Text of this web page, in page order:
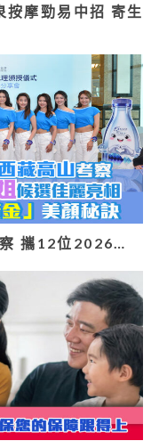
按摩勁易中招 寄生
攜12位2026…